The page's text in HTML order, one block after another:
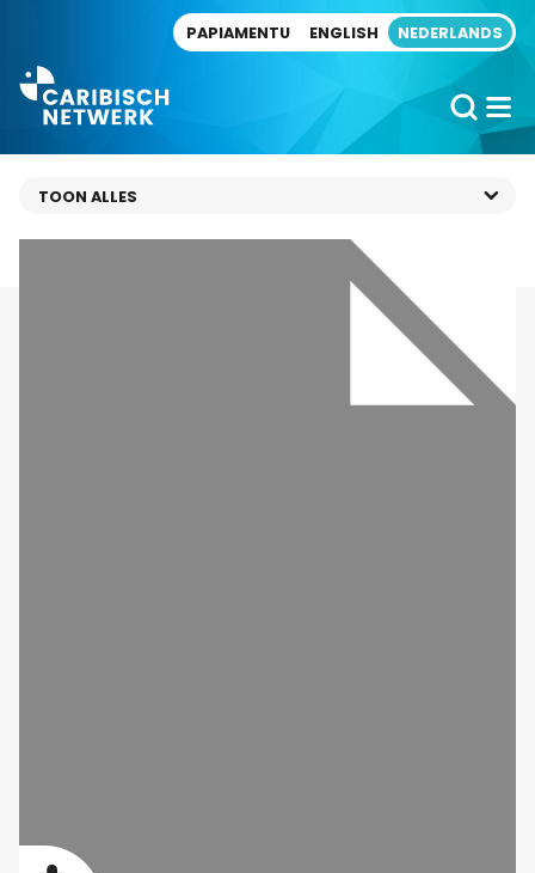
PAPIAMENTU ENGLISH NEDERLANDS